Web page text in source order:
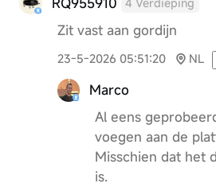
4 Verdieping
Zit vast aan gordijn
23-5-2026 05:51:20 NL
Marco
Al eens
voegen aan de
Misschien dat het
is.